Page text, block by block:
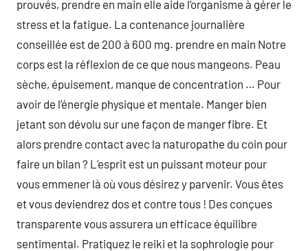
prouvés, prendre en main elle aide l’organisme à gérer le
stress et la fatigue. La contenance journalière
conseillée est de 200 à 600 mg. prendre en main Notre
corps est la réflexion de ce que nous mangeons. Peau
sèche, épuisement, manque de concentration … Pour
avoir de l’énergie physique et mentale. Manger bien
jetant son dévolu sur une façon de manger fibre. Et
alors prendre contact avec la naturopathe du coin pour
faire un bilan ? L’esprit est un puissant moteur pour
vous emmener là où vous désirez y parvenir. Vous êtes
et vous deviendrez dos et contre tous ! Des conçues
transparente vous assurera un efficace équilibre
sentimental. Pratiquez le reiki et la sophrologie pour